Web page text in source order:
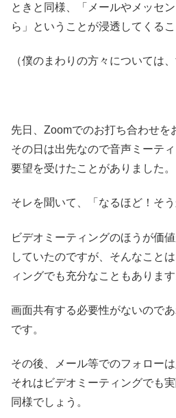
ときと同様、「メールやメッセ
ら」ということが浸透してくるこ
（僕のまわりの方々については
先日、Zoomでのお打ち合わせを
その日は出先なので音声ミーテ
要望を受けたことがありました。
そレを聞いて、「なるほど！そう
ビデオミーティングのほうが価
していたのですが、そんなこと
ィングでも充分なこともあります
画面共有する必要性がないので
です。
その後、メール等でのフォロー
それはビデオミーティングでも
同様でしょう。